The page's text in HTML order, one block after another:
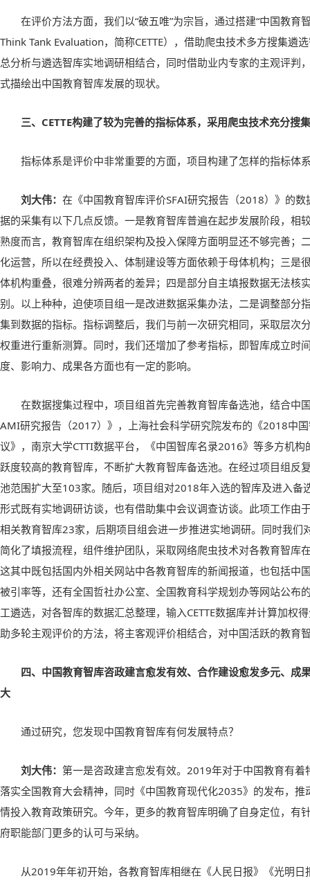
在评价方法方面，我们以“破五唯”为宗旨，通过搭建“中国教育
Think Tank Evaluation，简称CETTE），借助爬虫技术多方搜集遴
总分析与遴选智库实地调研相结合，同时借助业内专家的主观评判
式描绘出中国教育智库发展的现状。
三、CETTE构建了较为完善的指标体系，采用爬虫技术充分搜
指标体系是评价中非常重要的方面，项目构建了怎样的指标体
刘大伟： 在《中国教育智库评价SFAI研究报告（2018）》的
据的采集有以下几点反馈。一是教育智库普遍在起步发展阶段，相
熟度而言，教育智库在组织架构及投入保障方面明显还不够完善；
化运营，所以在经费投入、体制建设等方面依赖于母体机构；三是
体机构重叠，很难分辨两者的差异；四是部分自主填报数据无法核
别。以上种种，迫使项目组一是改进数据采集办法，二是调整部分
集到数据的指标。指标调整后，我们与前一次研究相同，采取层次
权重进行重新测算。同时，我们还增加了参考指标，即智库成立时
度、影响力、成果各方面也有一定的影响。
在数据搜集过程中，项目组首先完善教育智库备选池，结合中
AMI研究报告（2017）》，上海社会科学研究院发布的《2018中
议》，南京大学CTTI数据平台，《中国智库名录2016》等多方机
跃度较高的教育智库，不断扩大教育智库备选池。在经过项目组反
池范围扩大至103家。随后，项目组对2018年入选的智库及进入备
形式既有实地调研访谈，也有借助集中会议调查访谈。此项工作由
相关教育智库23家，后期项目组会进一步推进实地调研。同时我们
简化了填报流程，组件维护团队，采取网络爬虫技术对各教育智库
这其中既包括国内外相关网站中各教育智库的新闻报道，也包括中
被引率等，还有全国哲社办公室、全国教育科学规划办等网站公布
工遴选，对各智库的数据汇总整理，输入CETTE数据库并计算加权
助多轮主观评价的方法，将主客观评价相结合，对中国活跃的教育
四、中国教育智库咨政建言愈发有效、合作建设愈发多元、成
大
通过研究，您发现中国教育智库有何发展特点？
刘大伟： 第一是咨政建言愈发有效。2019年对于中国教育有
落实全国教育大会精神，同时《中国教育现代化2035》的发布，
情投入教育政策研究。今年，更多的教育智库明确了自身定位，有
府职能部门更多的认可与采纳。
从2019年年初开始，各教育智库相继在《人民日报》《光明